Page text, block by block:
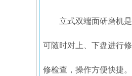
立式双端面研磨机
可随时对上、下盘进行
修检查，操作方便快捷